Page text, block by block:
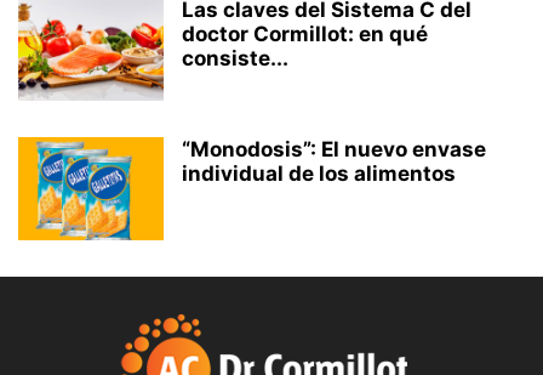
Las claves del Sistema C del
doctor Cormillot: en qué
consiste...
“Monodosis”: El nuevo envase
individual de los alimentos